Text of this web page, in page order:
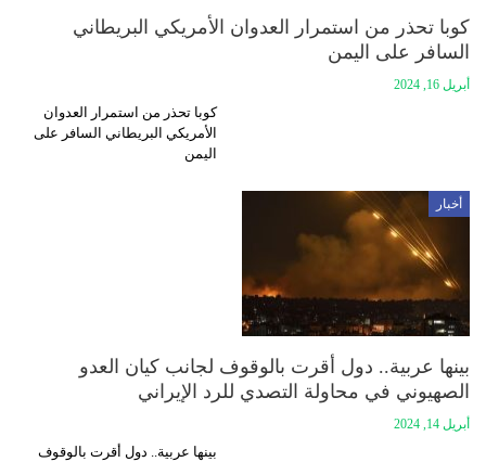
كوبا تحذر من استمرار العدوان الأمريكي البريطاني
السافر على اليمن
أبريل 16, 2024
كوبا تحذر من استمرار العدوان
الأمريكي البريطاني السافر على
اليمن
أخبار
بينها عربية.. دول أقرت بالوقوف لجانب كيان العدو
الصهيوني في محاولة التصدي للرد الإيراني
أبريل 14, 2024
بينها عربية.. دول أقرت بالوقوف